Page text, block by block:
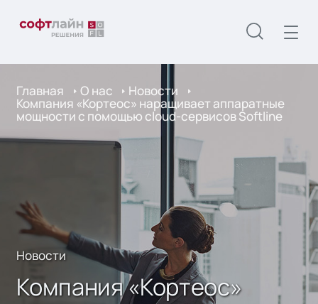
Главная О нас Новости
Компания «Кортеос» наращивает аппаратные
мощности с помощью cloud-сервисов Softline
Новости
Компания «Кортеос»